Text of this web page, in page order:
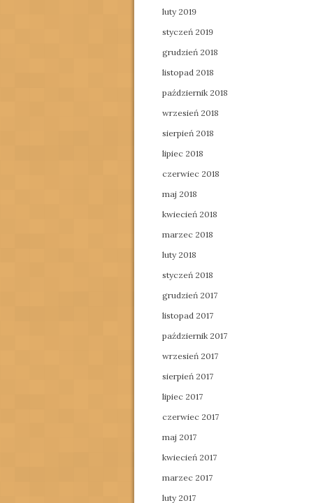
luty 2019
styczeń 2019
grudzień 2018
listopad 2018
październik 2018
wrzesień 2018
sierpień 2018
lipiec 2018
czerwiec 2018
maj 2018
kwiecień 2018
marzec 2018
luty 2018
styczeń 2018
grudzień 2017
listopad 2017
październik 2017
wrzesień 2017
sierpień 2017
lipiec 2017
czerwiec 2017
maj 2017
kwiecień 2017
marzec 2017
luty 2017